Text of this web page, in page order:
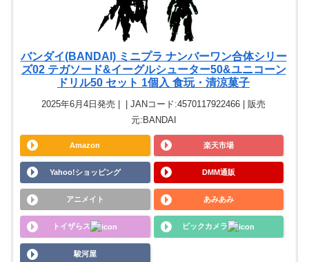
バンダイ(BANDAI) ミニプラ ナンバーワン合体シリー
ズ02 テガソード&イーグルシューター50&ユニコーン
ドリル50 セット 1個入 食玩・清涼菓子
2025年6月4日発売 | | JANコード:4570117922466 | 販売
元:BANDAI
Amazon 楽天市場
Yahoo!ショッピング DMM通販
アニメイト あみあみ
トイザらス ビックカメラ
駿河屋